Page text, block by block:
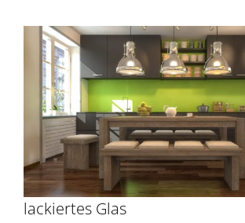
lackiertes Glas